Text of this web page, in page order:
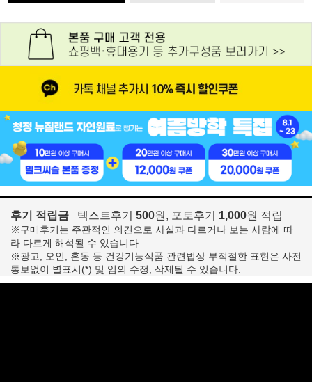
후기 적립금 텍스트후기 500원, 포토후기 1,000원 적립
※구매후기는 주관적인 의견으로 사실과 다르거나 보는 사람에 따
라 다르게 해석될 수 있습니다.
※광고, 오인, 혼동 등 건강기능식품 관련법상 부적절한 표현은 사전
통보없이 별표시(*) 및 임의 수정, 삭제될 수 있습니다.